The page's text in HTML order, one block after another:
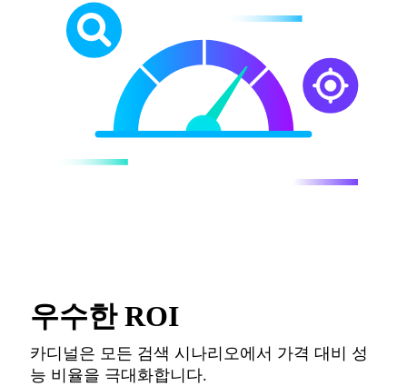
우수한 ROI
카디널은 모든 검색 시나리오에서 가격 대비 성
능 비율을 극대화합니다.